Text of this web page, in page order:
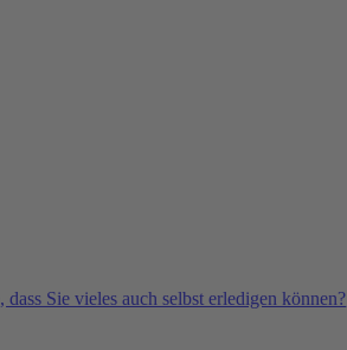
dass Sie vieles auch selbst erledigen können?